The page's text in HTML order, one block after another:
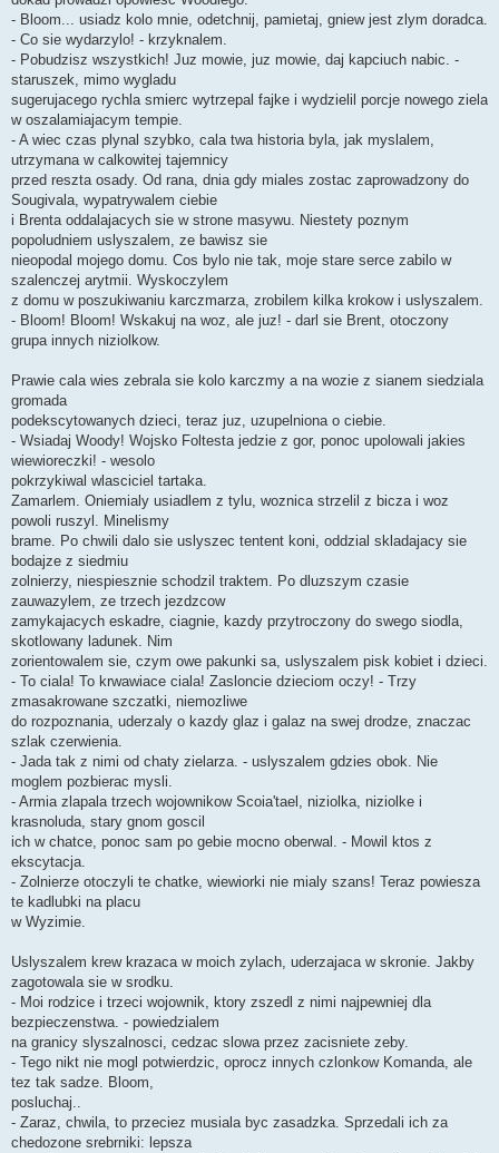
- Bloom... usiadz kolo mnie, odetchnij, pamietaj, gniew jest zlym doradca.
- Co sie wydarzylo! - krzyknalem.
- Pobudzisz wszystkich! Juz mowie, juz mowie, daj kapciuch nabic. -
staruszek, mimo wygladu
sugerujacego rychla smierc wytrzepal fajke i wydzielil porcje nowego ziela
w oszalamiajacym tempie.
- A wiec czas plynal szybko, cala twa historia byla, jak myslalem,
utrzymana w calkowitej tajemnicy
przed reszta osady. Od rana, dnia gdy miales zostac zaprowadzony do
Sougivala, wypatrywalem ciebie
i Brenta oddalajacych sie w strone masywu. Niestety poznym
popoludniem uslyszalem, ze bawisz sie
nieopodal mojego domu. Cos bylo nie tak, moje stare serce zabilo w
szalenczej arytmii. Wyskoczylem
z domu w poszukiwaniu karczmarza, zrobilem kilka krokow i uslyszalem.
- Bloom! Bloom! Wskakuj na woz, ale juz! - darl sie Brent, otoczony
grupa innych niziolkow.
Prawie cala wies zebrala sie kolo karczmy a na wozie z sianem siedziala
gromada
podekscytowanych dzieci, teraz juz, uzupelniona o ciebie.
- Wsiadaj Woody! Wojsko Foltesta jedzie z gor, ponoc upolowali jakies
wiewioreczki! - wesolo
pokrzykiwal wlasciciel tartaka.
Zamarlem. Oniemialy usiadlem z tylu, woznica strzelil z bicza i woz
powoli ruszyl. Minelismy
brame. Po chwili dalo sie uslyszec tentent koni, oddzial skladajacy sie
bodajze z siedmiu
zolnierzy, niespiesznie schodzil traktem. Po dluzszym czasie
zauwazylem, ze trzech jezdzcow
zamykajacych eskadre, ciagnie, kazdy przytroczony do swego siodla,
skotlowany ladunek. Nim
zorientowalem sie, czym owe pakunki sa, uslyszalem pisk kobiet i dzieci.
- To ciala! To krwawiace ciala! Zasloncie dzieciom oczy! - Trzy
zmasakrowane szczatki, niemozliwe
do rozpoznania, uderzaly o kazdy glaz i galaz na swej drodze, znaczac
szlak czerwienia.
- Jada tak z nimi od chaty zielarza. - uslyszalem gdzies obok. Nie
moglem pozbierac mysli.
- Armia zlapala trzech wojownikow Scoia'tael, niziolka, niziolke i
krasnoluda, stary gnom goscil
ich w chatce, ponoc sam po gebie mocno oberwal. - Mowil ktos z
ekscytacja.
- Zolnierze otoczyli te chatke, wiewiorki nie mialy szans! Teraz powiesza
te kadlubki na placu
w Wyzimie.
Uslyszalem krew krazaca w moich zylach, uderzajaca w skronie. Jakby
zagotowala sie w srodku.
- Moi rodzice i trzeci wojownik, ktory zszedl z nimi najpewniej dla
bezpieczenstwa. - powiedzialem
na granicy slyszalnosci, cedzac slowa przez zacisniete zeby.
- Tego nikt nie mogl potwierdzic, oprocz innych czlonkow Komanda, ale
tez tak sadze. Bloom,
posluchaj..
- Zaraz, chwila, to przeciez musiala byc zasadzka. Sprzedali ich za
chedozone srebrniki: lepsza